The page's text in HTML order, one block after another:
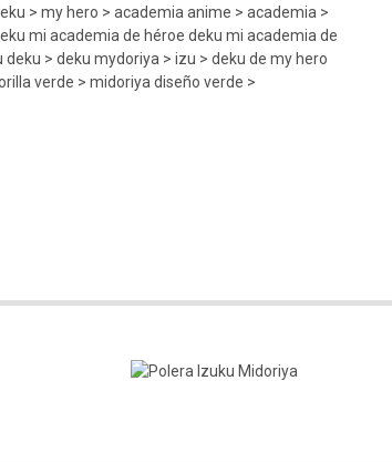
> my hero > academia anime > academia >
mi academia de héroe deku mi academia de
> deku mydoriya > izu > deku de my hero
verde > midoriya diseño verde >